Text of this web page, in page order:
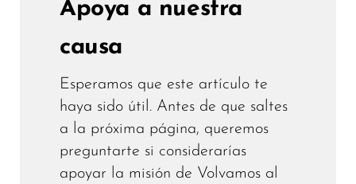
Apoya a nuestra
causa
Esperamos que este artículo te
haya sido útil. Antes de que saltes
a la próxima página, queremos
preguntarte si considerarías
apoyar la misión de Volvamos al